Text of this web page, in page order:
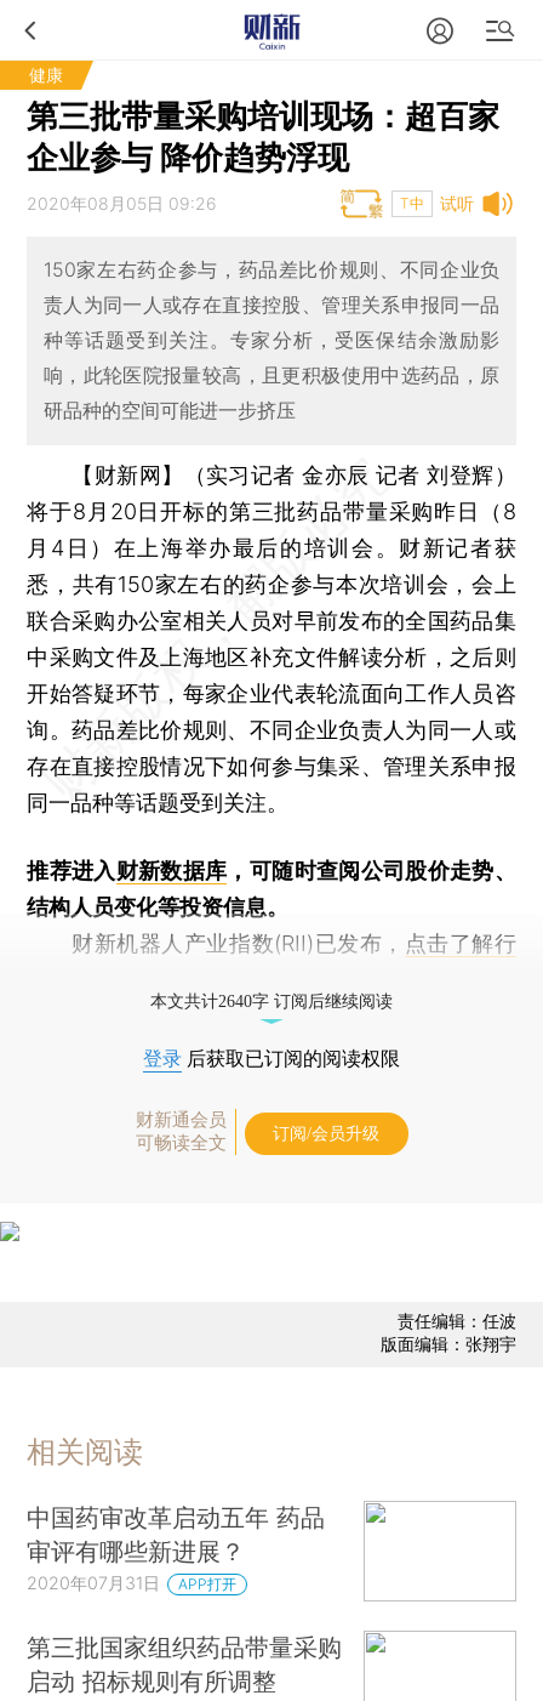
健康
第三批带量采购培训现场：超百家
企业参与 降价趋势浮现
试听
2020年08月05日 09:26 T中
150家左右药企参与，药品差比价规则、不同企业负
责人为同一人或存在直接控股、管理关系申报同一品
种等话题受到关注。专家分析，受医保结余激励影
响，此轮医院报量较高，且更积极使用中选药品，原
研品种的空间可能进一步挤压
【财新网】（实习记者 金亦辰 记者 刘登辉）
将于8月20日开标的第三批药品带量采购昨日（8
月4日）在上海举办最后的培训会。财新记者获
悉，共有150家左右的药企参与本次培训会，会上
联合采购办公室相关人员对早前发布的全国药品集
中采购文件及上海地区补充文件解读分析，之后则
开始答疑环节，每家企业代表轮流面向工作人员咨
询。药品差比价规则、不同企业负责人为同一人或
存在直接控股情况下如何参与集采、管理关系申报
同一品种等话题受到关注。
推荐进入财新数据库 ，可随时查阅公司股价走势、
结构人员变化等投资信息。
财新机器人产业指数(RII)已发布， 点击了解行
本文共计2640字 订阅后继续阅读
登录 后获取已订阅的阅读权限
财新通会员
可畅读全文
订阅/会员升级
责任编辑：任波
版面编辑：张翔宇
相关阅读
中国药审改革启动五年 药品
审评有哪些新进展？
2020年07月31日 APP打开
第三批国家组织药品带量采购
启动 招标规则有所调整